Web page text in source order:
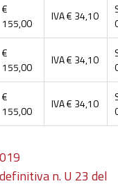
€
155,00
IVA € 34,10
€
155,00
IVA € 34,10
€
155,00
IVA € 34,10
n. U 23 del